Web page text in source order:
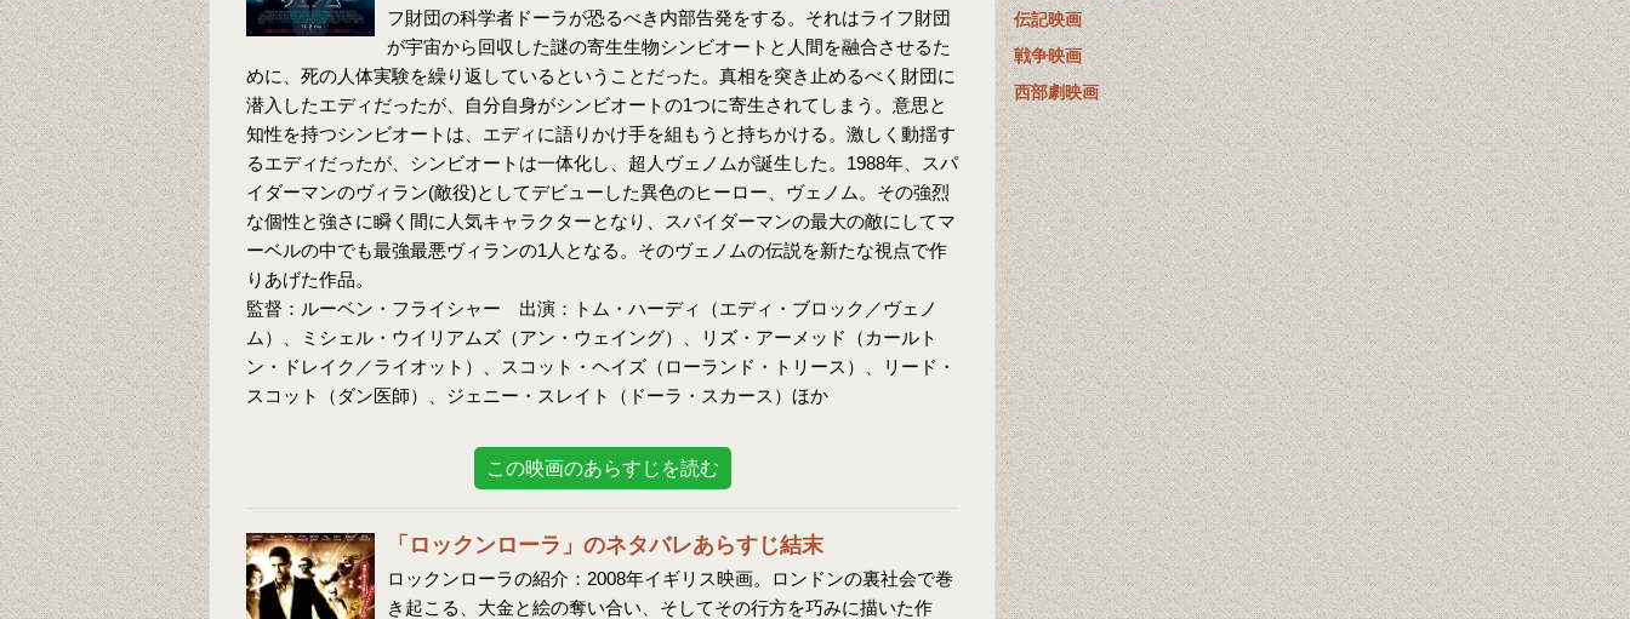
フ財団の科学者ドーラが恐るべき内部告発をする。それはライフ財団
が宇宙から回収した謎の寄生生物シンビオートと人間を融合させるた
めに、死の人体実験を繰り返しているということだった。真相を突き止めるべく財団に
潜入したエディだったが、自分自身がシンビオートの1つに寄生されてしまう。意思と
知性を持つシンビオートは、エディに語りかけ手を組もうと持ちかける。激しく動揺す
るエディだったが、シンビオートは一体化し、超人ヴェノムが誕生した。1988年、スパ
イダーマンのヴィラン(敵役)としてデビューした異色のヒーロー、ヴェノム。その強烈
な個性と強さに瞬く間に人気キャラクターとなり、スパイダーマンの最大の敵にしてマ
ーベルの中でも最強最悪ヴィランの1人となる。そのヴェノムの伝説を新たな視点で作
りあげた作品。
監督：ルーベン・フライシャー 出演：トム・ハーディ（エディ・ブロック／ヴェノ
ム）、ミシェル・ウイリアムズ（アン・ウェイング）、リズ・アーメッド（カールト
ン・ドレイク／ライオット）、スコット・ヘイズ（ローランド・トリース）、リード・
スコット（ダン医師）、ジェニー・スレイト（ドーラ・スカース）ほか
この映画のあらすじを読む
「ロックンローラ」のネタバレあらすじ結末
ロックンローラの紹介：2008年イギリス映画。ロンドンの裏社会で巻
き起こる、大金と絵の奪い合い、そしてその行方を巧みに描いた作
伝記映画
戦争映画
西部劇映画